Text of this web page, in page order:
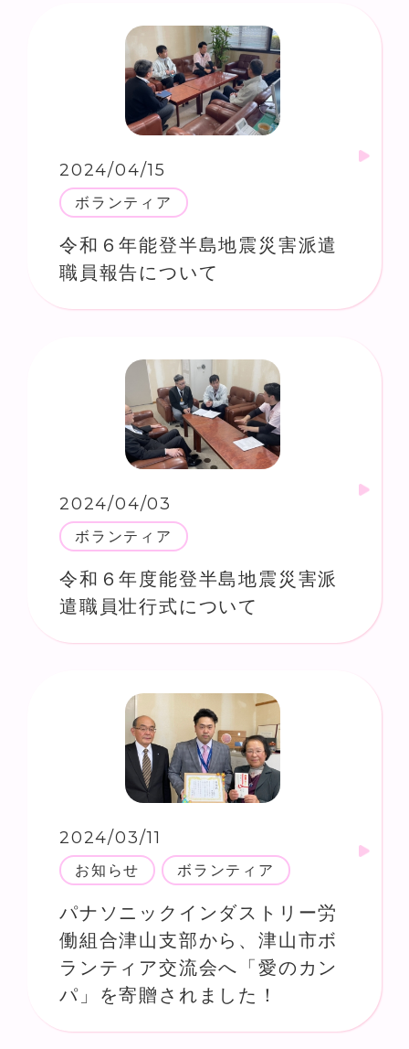
2024/04/15
ボランティア
令和６年能登半島地震災害派遣
職員報告について
2024/04/03
ボランティア
令和６年度能登半島地震災害派
遣職員壮行式について
2024/03/11
お知らせ ボランティア
パナソニックインダストリー労
働組合津山支部から、津山市ボ
ランティア交流会へ「愛のカン
パ」を寄贈されました！